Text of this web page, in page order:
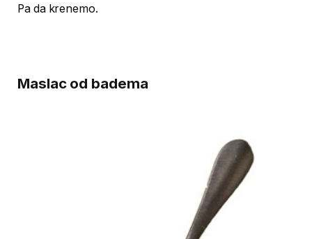
Pa da krenemo.
Maslac od badema